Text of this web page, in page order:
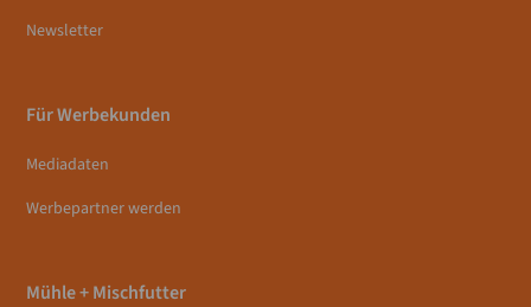
Newsletter
Für Werbekunden
Mediadaten
Werbepartner werden
Mühle + Mischfutter